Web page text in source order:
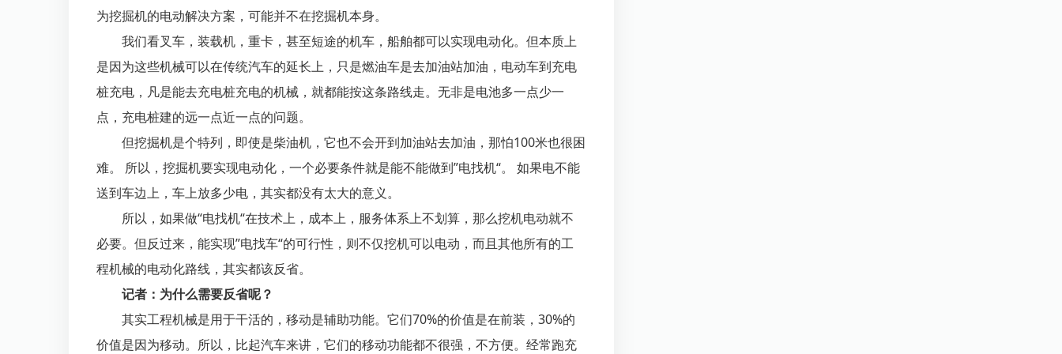
为挖掘机的电动解决方案，可能并不在挖掘机本身。
我们看叉车，装载机，重卡，甚至短途的机车，船舶都可以实现电动化。但本质上
是因为这些机械可以在传统汽车的延长上，只是燃油车是去加油站加油，电动车到充电
桩充电，凡是能去充电桩充电的机械，就都能按这条路线走。无非是电池多一点少一
点，充电桩建的远一点近一点的问题。
但挖掘机是个特列，即使是柴油机，它也不会开到加油站去加油，那怕100米也很困
难。 所以，挖掘机要实现电动化，一个必要条件就是能不能做到”电找机“。 如果电不能
送到车边上，车上放多少电，其实都没有太大的意义。
所以，如果做“电找机“在技术上，成本上，服务体系上不划算，那么挖机电动就不
必要。但反过来，能实现”电找车“的可行性，则不仅挖机可以电动，而且其他所有的工
程机械的电动化路线，其实都该反省。
记者：为什么需要反省呢？
其实工程机械是用于干活的，移动是辅助功能。它们70%的价值是在前装，30%的
价值是因为移动。所以，比起汽车来讲，它们的移动功能都不很强，不方便。经常跑充